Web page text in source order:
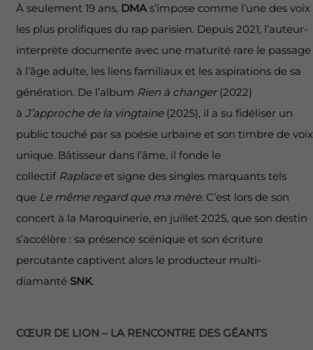
À seulement 19 ans, DMAs’impose comme l’une des voix
les plus prolifiques du rap parisien. Depuis 2021, l’auteur-
interprète documente avec une maturité rare le passage
à l’âge adulte, les liens familiaux et les aspirations de sa
génération. De l’album Rien à changer(2022)
à J’approche de la vingtaine(2025), il a su fidéliser un
public touché par sa poésie urbaine et son timbre de voix
unique. Bâtisseur dans l’âme, il fonde le
collectif Raplaceet signe des singles marquants tels
que Le même regard que ma mère. C’est lors de son
concert à la Maroquinerie, en juillet 2025, que son destin
s’accélère : sa présence scénique et son écriture
percutante captivent alors le producteur multi-
diamanté SNK.
CŒUR DE LION – LA RENCONTRE DES GÉANTS